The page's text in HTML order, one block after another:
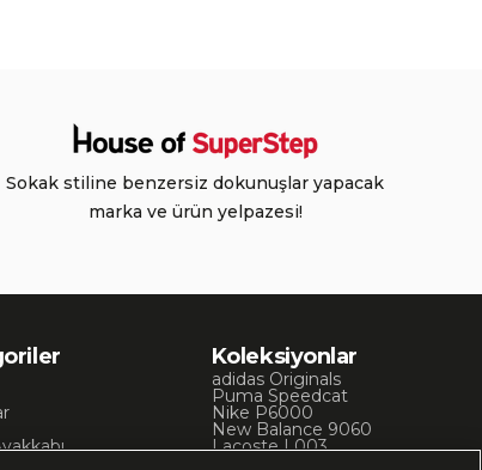
Sokak stiline benzersiz dokunuşlar yapacak
marka ve ürün yelpazesi!
Koleksiyonlar
adidas Originals
Puma Speedcat
Nike P6000
New Balance 9060
Lacoste L003